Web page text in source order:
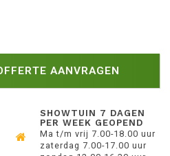
AANVRAGEN
SHOWTUIN 7 DAGEN
PER WEEK GEOPEND
Ma t/m vrij 7.00-18.00 uur
zaterdag 7.00-17.00 uur